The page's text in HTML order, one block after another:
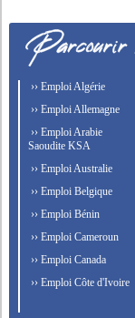
›› Emploi Algérie
›› Emploi Allemagne
›› Emploi Arabie
Saoudite KSA
›› Emploi Australie
›› Emploi Belgique
›› Emploi Bénin
›› Emploi Cameroun
›› Emploi Canada
›› Emploi Côte d'Ivoire